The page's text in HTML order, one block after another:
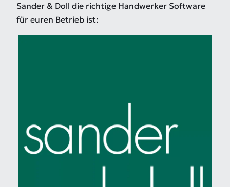
Sander & Doll die richtige Handwerker Software
für euren Betrieb ist: